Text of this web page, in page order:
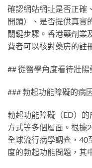
確認網站網址是否正確
開頭）、是否提供真實
關鍵步驟。香港藥劑業
費者可以核對藥房的註
## 從醫學角度看待壯陽
### 勃起功能障礙的病
勃起功能障礙（ED）
方式等多個層面。根據
全球流行病學調查，40
度的勃起功能問題，其